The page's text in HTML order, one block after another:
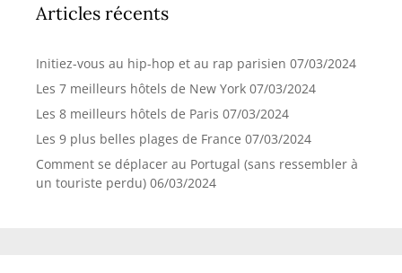
Articles récents
Initiez-vous au hip-hop et au rap parisien 07/03/2024
Les 7 meilleurs hôtels de New York 07/03/2024
Les 8 meilleurs hôtels de Paris 07/03/2024
Les 9 plus belles plages de France 07/03/2024
Comment se déplacer au Portugal (sans ressembler à
un touriste perdu) 06/03/2024